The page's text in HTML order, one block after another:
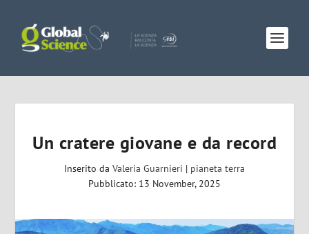
Un cratere giovane e da record
Inserito da Valeria Guarnieri | pianeta terra
Pubblicato: 13 November, 2025